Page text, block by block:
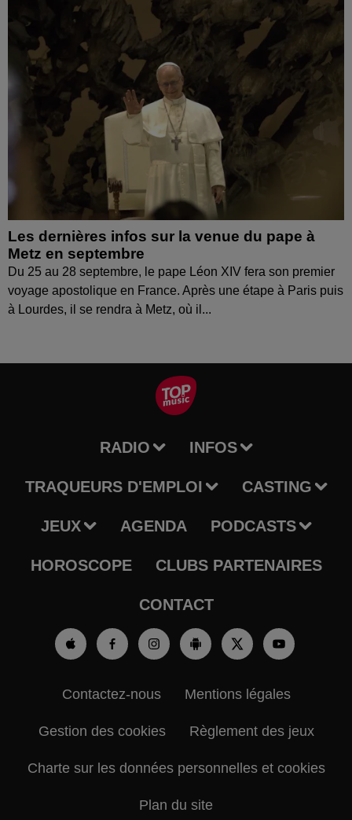
Les dernières infos sur la venue du pape à
Metz en septembre
Du 25 au 28 septembre, le pape Léon XIV fera son premier
voyage apostolique en France. Après une étape à Paris puis
à Lourdes, il se rendra à Metz, où il...
RADIO INFOS
TRAQUEURS D'EMPLOI CASTING
JEUX AGENDA PODCASTS
HOROSCOPE CLUBS PARTENAIRES
CONTACT
Contactez-nous Mentions légales
Gestion des cookies Règlement des jeux
Charte sur les données personnelles et cookies
Plan du site